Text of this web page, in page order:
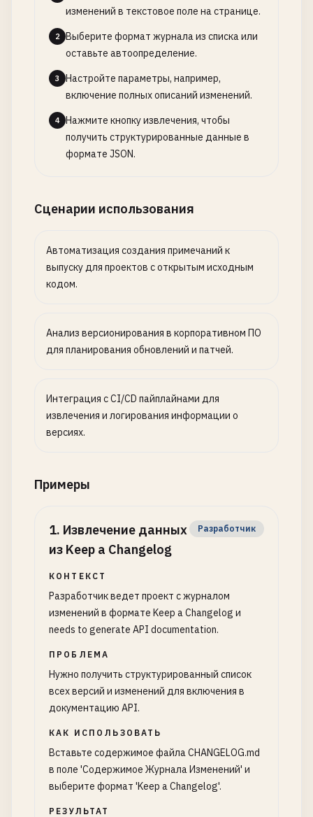
изменений в текстовое поле на странице.
2
Выберите формат журнала из списка или
оставьте автоопределение.
3
Настройте параметры, например,
включение полных описаний изменений.
4
Нажмите кнопку извлечения, чтобы
получить структурированные данные в
формате JSON.
Сценарии использования
Автоматизация создания примечаний к
выпуску для проектов с открытым исходным
кодом.
Анализ версионирования в корпоративном ПО
для планирования обновлений и патчей.
Интеграция с CI/CD пайплайнами для
извлечения и логирования информации о
версиях.
Примеры
1. Извлечение данных
из Keep a Changelog
Разработчик
КОНТЕКСТ
Разработчик ведет проект с журналом
изменений в формате Keep a Changelog и
needs to generate API documentation.
ПРОБЛЕМА
Нужно получить структурированный список
всех версий и изменений для включения в
документацию API.
КАК ИСПОЛЬЗОВАТЬ
Вставьте содержимое файла CHANGELOG.md
в поле 'Содержимое Журнала Изменений' и
выберите формат 'Keep a Changelog'.
РЕЗУЛЬТАТ